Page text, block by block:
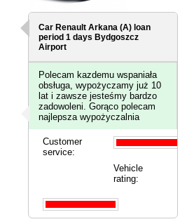
Car Renault Arkana (A) loan
period 1 daysBydgoszcz
Airport
Polecam kazdemu wspaniała
obsługa, wypożyczamy już 10
lat i zawsze jesteśmy bardzo
zadowoleni. Gorąco polecam
najlepsza wypożyczalnia
Customer
service:
Vehicle
rating: